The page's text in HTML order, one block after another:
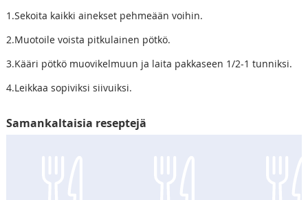
1.Sekoita kaikki ainekset pehmeään voihin.
2.Muotoile voista pitkulainen pötkö.
3.Kääri pötkö muovikelmuun ja laita pakkaseen 1/2-1 tunniksi.
4.Leikkaa sopiviksi siivuiksi.
Samankaltaisia reseptejä